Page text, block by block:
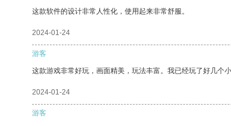
这款软件的设计非常人性化，使用起来非常舒服。
2024-01-24
游客
这款游戏非常好玩，画面精美，玩法丰富。我已经玩了好几个小
2024-01-24
游客